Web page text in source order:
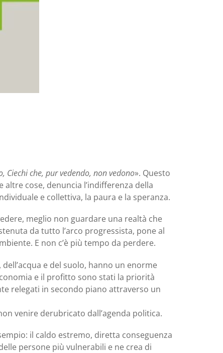
Ciechi che, pur vedendo, non vedono». Questo
cose, denuncia l’indifferenza della
e collettiva, la paura e la speranza.
meglio non guardare una realtà che
da tutto l’arco progressista, pone al
E non c’è più tempo da perdere.
e del suolo, hanno un enorme
e il profitto sono stati la priorità
relegati in secondo piano attraverso un
venire derubricato dall’agenda politica.
il caldo estremo, diretta conseguenza
persone più vulnerabili e ne crea di